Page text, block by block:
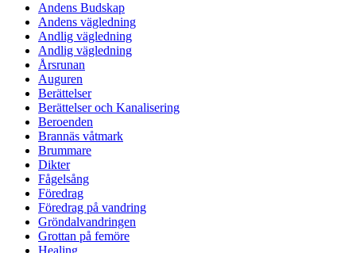
Andens Budskap
Andens vägledning
Andlig vägledning
Andlig vägledning
Årsrunan
Auguren
Berättelser
Berättelser och Kanalisering
Beroenden
Brannäs våtmark
Brummare
Dikter
Fågelsång
Föredrag
Föredrag på vandring
Gröndalvandringen
Grottan på femöre